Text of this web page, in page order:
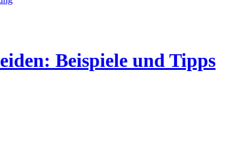
Beispiele und Tipps